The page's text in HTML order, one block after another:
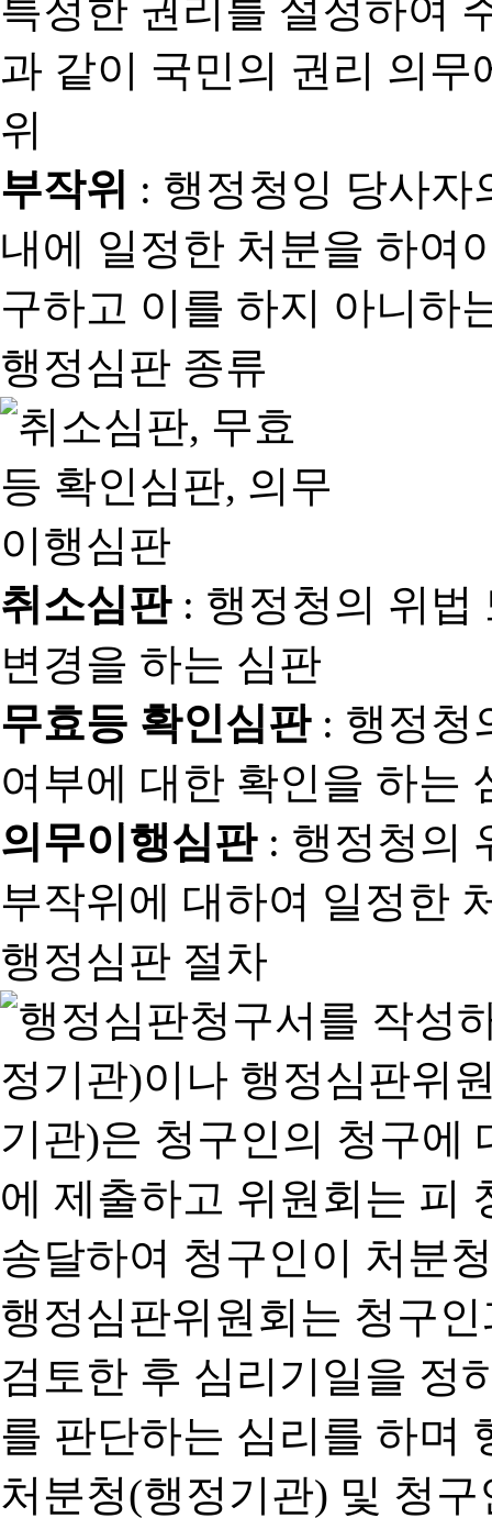
특정한 권리를 설정하여
과 같이 국민의 권리 의
위
부작위 : 행정청잉 당사자
내에 일정한 처분을 하여
구하고 이를 하지 아니하
행정심판 종류
취소심판: 행정청의 위법
변경을 하는 심판
무효등 확인심판: 행정청
여부에 대한 확인을 하는
의무이행심판: 행정청의
부작위에 대하여 일정한
행정심판 절차